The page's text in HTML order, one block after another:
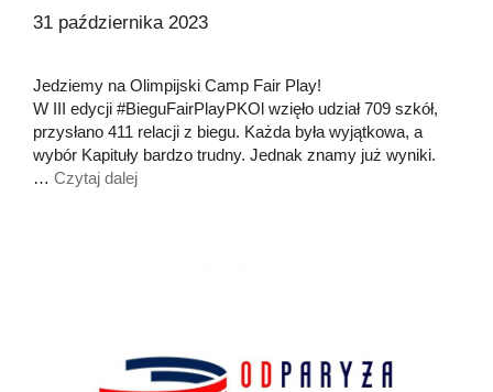
31 października 2023
Jedziemy na Olimpijski Camp Fair Play!
W III edycji #BieguFairPlayPKOl wzięło udział 709 szkół,
przysłano 411 relacji z biegu. Każda była wyjątkowa, a
wybór Kapituły bardzo trudny. Jednak znamy już wyniki.
… Czytaj dalej